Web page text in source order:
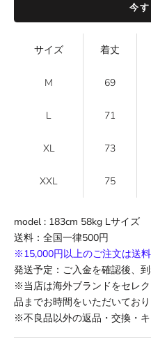
今
サイズ 着丈
M 69
L 71
XL 73
XXL 75
model : 183cm 58kg Lサイズ
送料 ：全国一律500円
※15,000円以上のご注文は送
発送予定：ご入金を確認後、
※当店は海外ブランドをセレ
品までお時間をいただいてお
※不良品以外の返品・交換・